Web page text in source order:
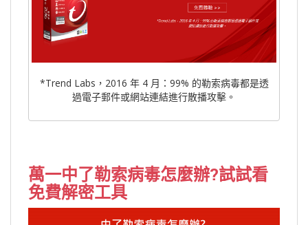
*Trend Labs，2016 年 4 月：99% 的勒索病毒都是透
過電子郵件或網站連結進行散播攻擊。
萬一中了勒索病毒怎麼辦?試試看
免費解密工具